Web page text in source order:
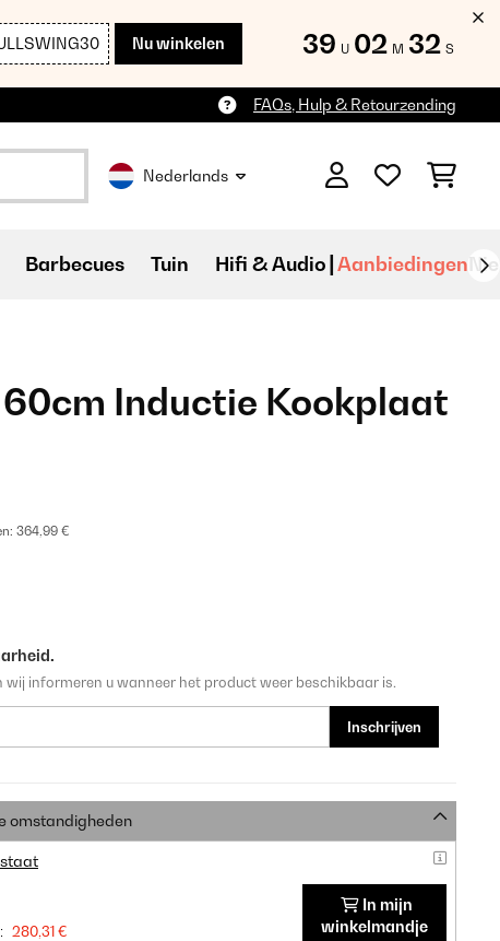
Nu winkelen 39 U 02 M 30 S
FAQs, Hulp & Retourzending
Nederlands
Barbecues Tuin Hifi & Audio Aanbiedingen
Inductie Kookplaat
364,99 €
wij informeren u wanneer het product weer beschikbaar is.
Inschrijven
omstandigheden
280,31 €
In mijn
winkelmandje